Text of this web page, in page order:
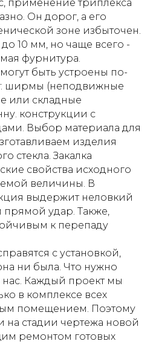
применение триплекса
Он дорог, а его
зоне избыточен.
10 мм, но чаще всего -
фурнитура.
быть устроены по-
ширмы (неподвижные
или складные
конструкции с
Выбор материала для
изделия
стекла. Закалка
свойства исходного
величины. В
выдержит неловкий
прямой удар. Также,
к перепаду
с установкой,
ни была. Что нужно
нас. Каждый проект мы
в комплексе всех
помещением. Поэтому
на стадии чертежа новой
ремонтом готовых